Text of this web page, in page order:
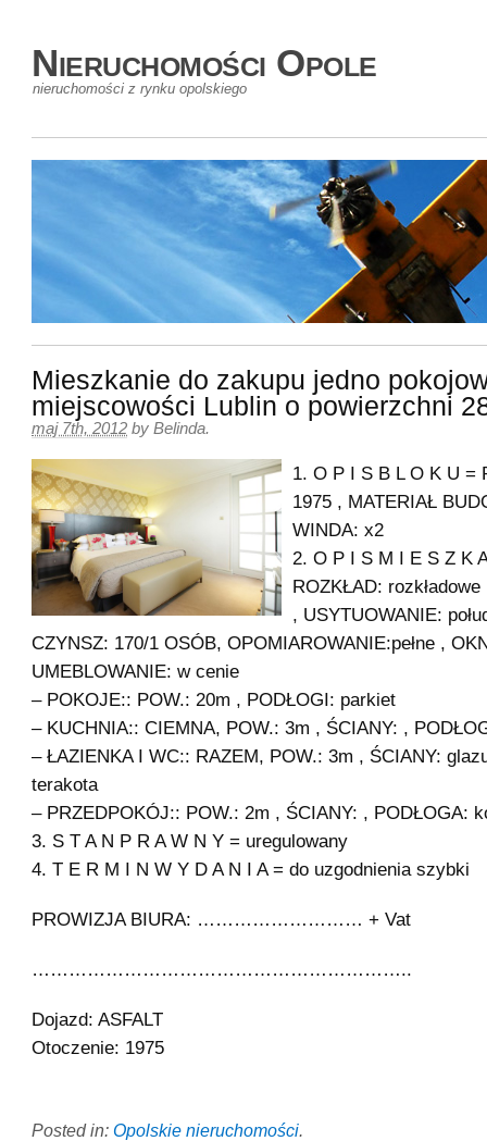
Nieruchomości Opole
nieruchomości z rynku opolskiego
Mieszkanie do zakupu jedno
miejscowości Lublin o powierzchni
maj 7th, 2012 by Belinda.
1. O P I S B L O K U =
1975 , MATERIAŁ
WINDA: x2
2. O P I S M I E S Z K
ROZKŁAD:
, USYTUOWANIE:
CZYNSZ: 170/1 OSÓB, OPOMIAROWANIE:pełne ,
UMEBLOWANIE: w cenie
– POKOJE:: POW.: 20m , PODŁOGI: parkiet
– KUCHNIA:: CIEMNA, POW.: 3m , ŚCIANY: ,
– ŁAZIENKA I WC:: RAZEM, POW.: 3m , ŚCIANY:
terakota
– PRZEDPOKÓJ:: POW.: 2m , ŚCIANY: , PODŁOGA:
3. S T A N P R A W N Y = uregulowany
4. T E R M I N W Y D A N I A = do uzgodnienia szybki
PROWIZJA BIURA: ……………………… + Vat
……………………………………………………..
Dojazd: ASFALT
Otoczenie: 1975
Posted in: Opolskie nieruchomości.